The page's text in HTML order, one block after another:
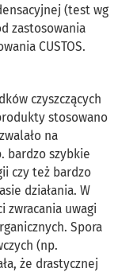
(test wg
zastosowania
CUSTOS.
czyszczących
stosowano
na
bardzo szybkie
czy też bardzo
działania. W
zwracania uwagi
Spora
(np.
że drastycznej